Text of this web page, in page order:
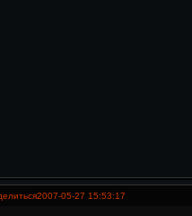
2007-05-27 15:53:17